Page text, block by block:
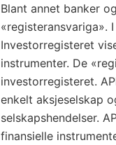
Blant annet banker
«registeransvariga».
Investorregisteret
instrumenter. De
investorregisteret.
enkelt aksjeselskap
selskapshendelser.
finansielle